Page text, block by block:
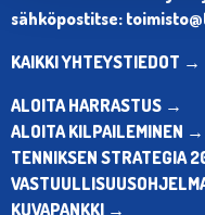
sähköpostitse:
KAIKKI YHTEYSTIEDOT →
ALOITA HARRASTUS →
ALOITA KILPAILEMINEN →
TENNIKSEN STRATEGIA
KUVAPANKKI →